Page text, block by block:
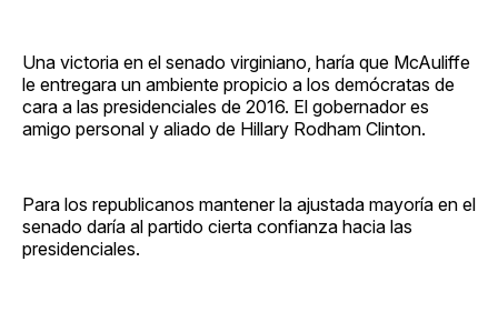
Una victoria en el senado virginiano, haría que McAuliffe
le entregara un ambiente propicio a los demócratas de
cara a las presidenciales de 2016. El gobernador es
amigo personal y aliado de Hillary Rodham Clinton.
Para los republicanos mantener la ajustada mayoría en el
senado daría al partido cierta confianza hacia las
presidenciales.